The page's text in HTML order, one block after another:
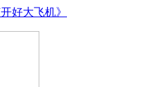
好大飞机》